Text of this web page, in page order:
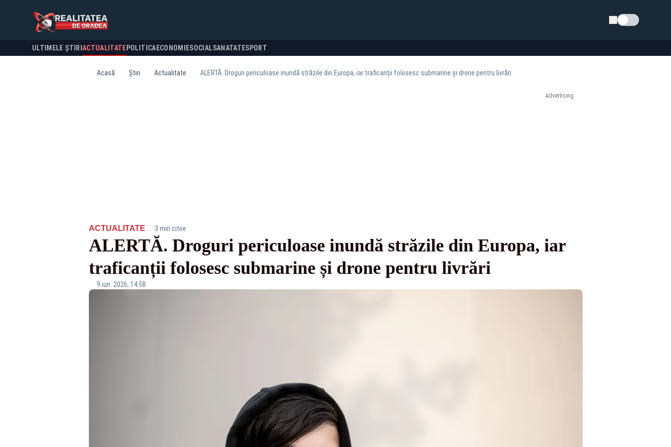
Schimba tema
ULTIMELE ȘTIRI ACTUALITATE POLITICA ECONOMIESOCIALSANATATESPORT
Acasă Știri Actualitate ALERTĂ. Droguri periculoase inundă străzile din Europa, iar traficanții folosesc submarine și drone pentru livrări
Advertising
ACTUALITATE· 3 min citire
ALERTĂ. Droguri periculoase inundă străzile din Europa, iar
traficanții folosesc submarine și drone pentru livrări
9 iun. 2026, 14:58